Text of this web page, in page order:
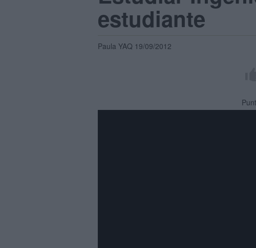
estudiante
Paula YAQ 19/09/2012